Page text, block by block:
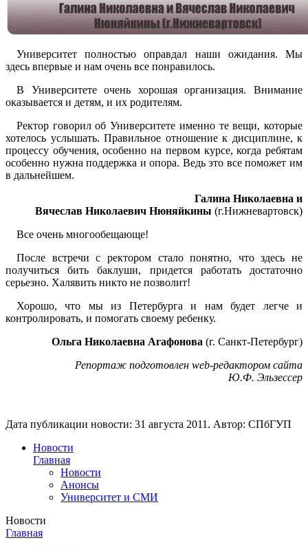
Университет полностью оправдал наши ожидания. Мы
здесь впервые и нам очень все понравилось.
В Университете очень хорошая организация. Внимание
оказывается и детям, и их родителям.
Ректор говорил об Университете именно те вещи, которые
хотелось услышать. Правильное отношение к дисциплине, к
процессу обучения, особенно на первом курсе, когда ребятам
особенно нужна поддержка и опора. Ведь это все поможет им
в дальнейшем.
Галина Николаевна и
Вячеслав Николаевич Нюняйкины (г.Нижневартовск)
Все очень многообещающе!
После встречи с ректором стало понятно, что здесь не
получиться бить баклуши, придется работать достаточно
серьезно. Халявить никто не позволит!
Хорошо, что мы из Петербурга и нам будет легче и
контролировать, и помогать своему ребенку.
Ольга Николаевна Агафонова (г. Санкт-Петербург)
Репортаж подготовлен web-редактором сайта
Ю.Ф. Эльзессер
Дата публикации новости: 31 августа 2011 . Автор: СПбГУП
Новости
Главная
Новости
Анонсы
Университет и СМИ
Новости
Главная